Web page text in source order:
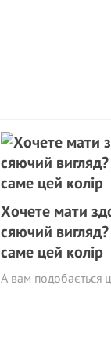
Хочете мати
сяючий
саме цей колір
А вам подобається